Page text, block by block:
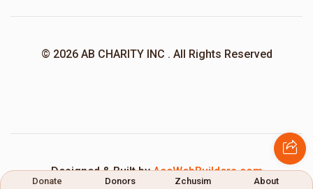
© 2026 AB CHARITY INC . All Rights Reserved
Designed & Built byAceWebBuilders.com
Donate Donors Zchusim About